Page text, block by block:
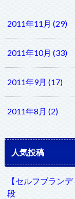
2011年11月 (29)
2011年10月 (33)
2011年9月 (17)
2011年8月 (2)
人気投稿
【セルフブラン
段